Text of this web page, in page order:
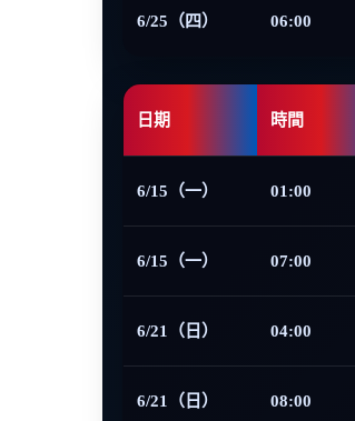
6/25（四） 06:00
日期 時間
6/15（一） 01:00
6/15（一） 07:00
6/21（日） 04:00
6/21（日） 08:00